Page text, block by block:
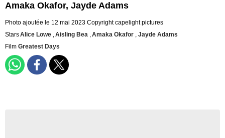
Amaka Okafor, Jayde Adams
Photo ajoutée le 12 mai 2023 Copyright capelight pictures
StarsAlice Lowe ,Aisling Bea ,Amaka Okafor , Jayde Adams
Film Greatest Days